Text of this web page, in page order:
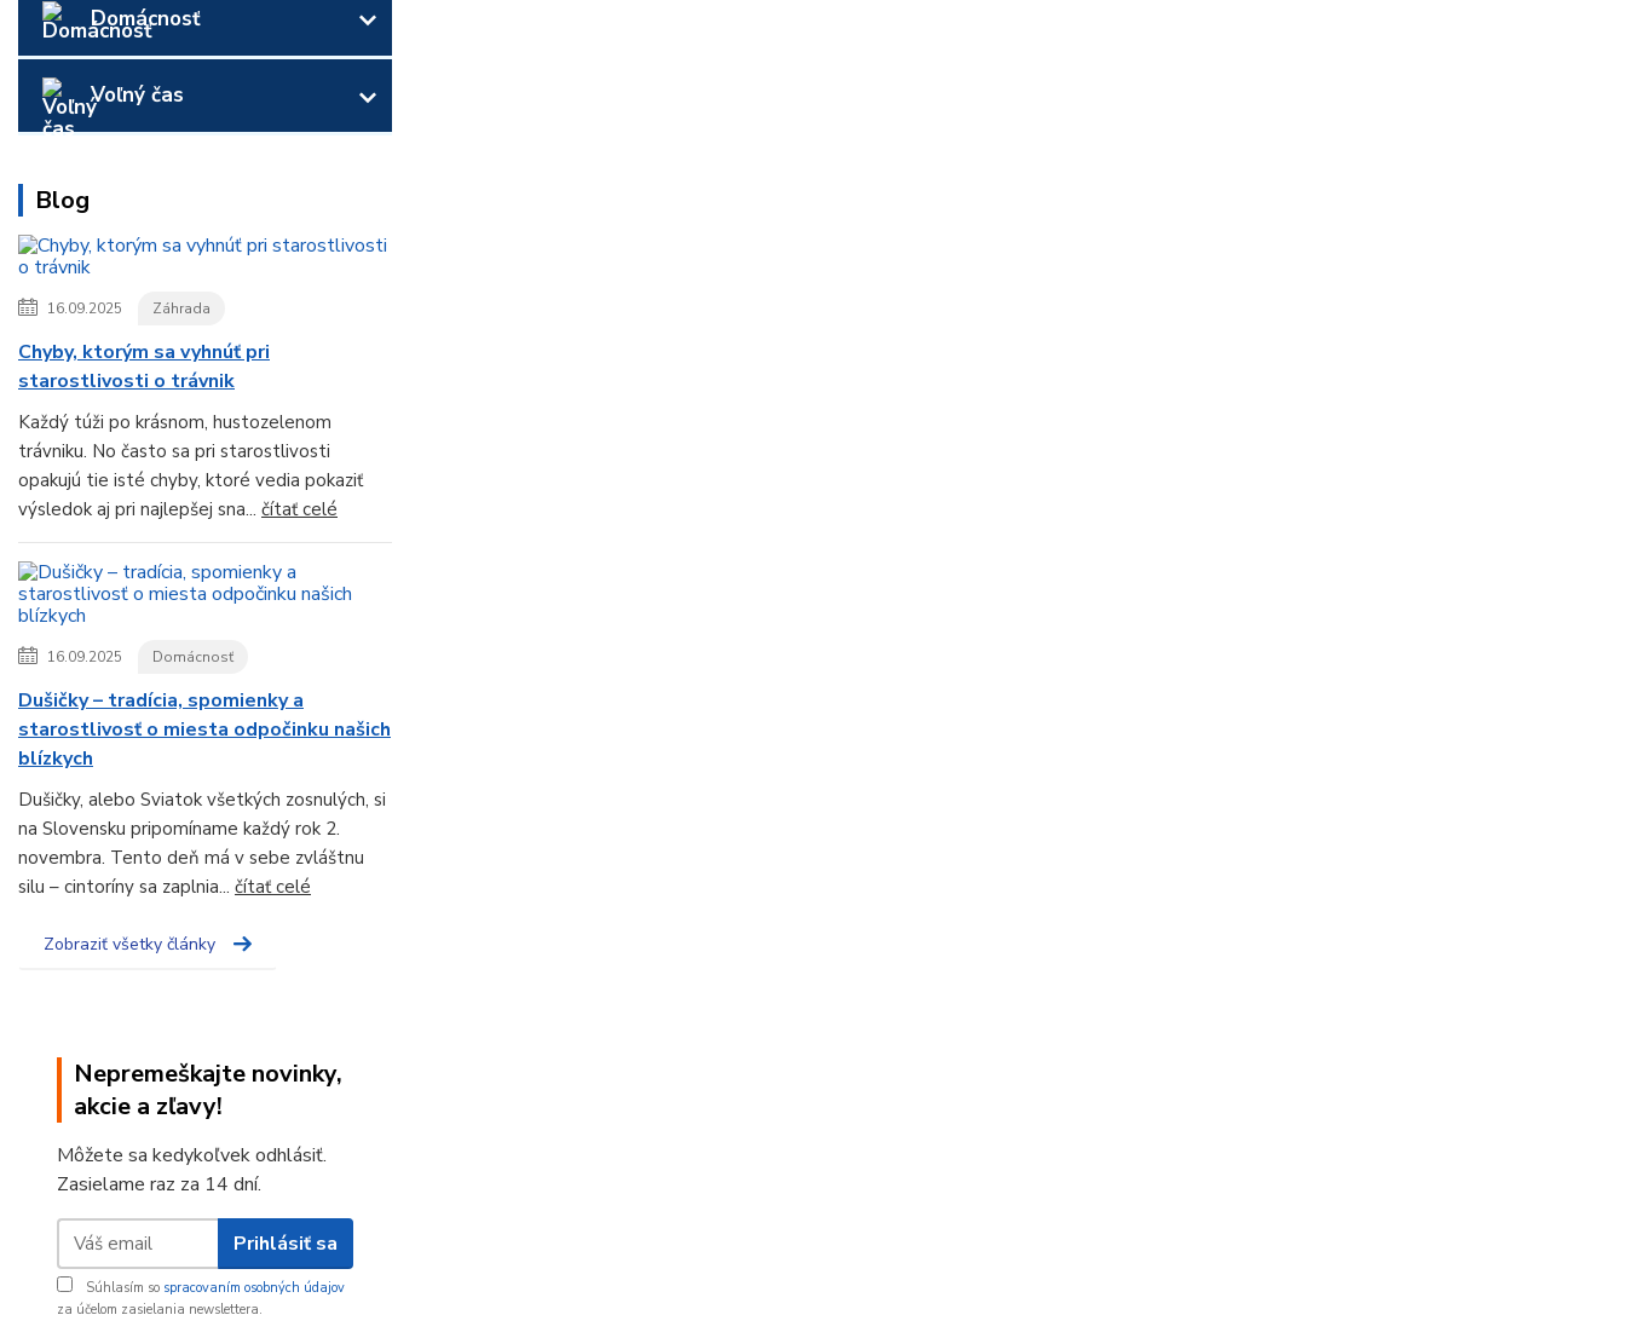
Domácnosť
Voľný čas
Blog
16.09.2025 Záhrada
Chyby, ktorým sa vyhnúť pri
starostlivosti o trávnik
Každý túži po krásnom, hustozelenom
trávniku. No často sa pri starostlivosti
opakujú tie isté chyby, ktoré vedia pokaziť
výsledok aj pri najlepšej sna... čítať celé
16.09.2025 Domácnosť
Dušičky – tradícia, spomienky a
starostlivosť o miesta odpočinku našich
blízkych
Dušičky, alebo Sviatok všetkých zosnulých, si
na Slovensku pripomíname každý rok 2.
novembra. Tento deň má v sebe zvláštnu
silu – cintoríny sa zaplnia... čítať celé
Zobraziť všetky články
Nepremeškajte novinky,
akcie a zľavy!
Môžete sa kedykoľvek odhlásiť.
Zasielame raz za 14 dní.
Prihlásiť sa
Súhlasím so spracovaním osobných údajov
za účelom zasielania newslettera.